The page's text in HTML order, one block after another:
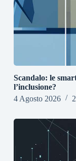
Scandalo: le
l’inclusione?
4 Agosto 2026